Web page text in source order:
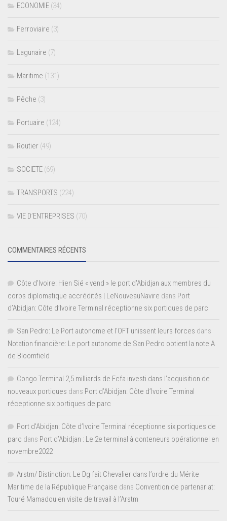
ECONOMIE (34)
Ferroviaire (3)
Lagunaire (7)
Maritime (131)
Pêche (3)
Portuaire (124)
Routier (49)
SOCIETE (69)
TRANSPORTS (224)
VIE D’ENTREPRISES (70)
COMMENTAIRES RÉCENTS
Côte d'Ivoire: Hien Sié « vend » le port d'Abidjan aux membres du
corps diplomatique accrédités | LeNouveauNavire dans Port
d’Abidjan: Côte d’Ivoire Terminal réceptionne six portiques de parc
San Pedro: Le Port autonome et l’OFT unissent leurs forces dans
Notation financière: Le port autonome de San Pedro obtient la note A
de Bloomfield
Congo Terminal 2,5 milliards de Fcfa investi dans l’acquisition de
nouveaux portiques dans Port d’Abidjan: Côte d’Ivoire Terminal
réceptionne six portiques de parc
Port d'Abidjan: Côte d’Ivoire Terminal réceptionne six portiques de
parc dans Port d’Abidjan : Le 2e terminal à conteneurs opérationnel en
novembre2022
Arstm/ Distinction: Le Dg fait Chevalier dans l’ordre du Mérite
Maritime de la République Française dans Convention de partenariat:
Touré Mamadou en visite de travail à l’Arstm